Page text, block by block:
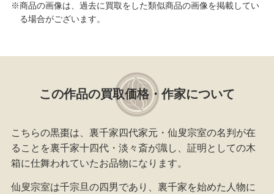
※商品の画像は、過去に買取をした類似商品の画像を掲載してい
る場合がございます。
この作品の買取価格・作家について
こちらの黒棗は、裏千家四代家元・仙叟宗室の名判が在
ることを裏千家十四代・淡々斎が識し、証明としての木
箱に仕舞われていたお品物になります。
仙叟宗室は千宗旦の四男であり、裏千家を始めた人物に